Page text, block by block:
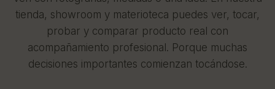
tienda, showroom y materioteca puedes ver, tocar,
probar y comparar producto real con
acompañamiento profesional. Porque muchas
decisiones importantes comienzan tocándose.